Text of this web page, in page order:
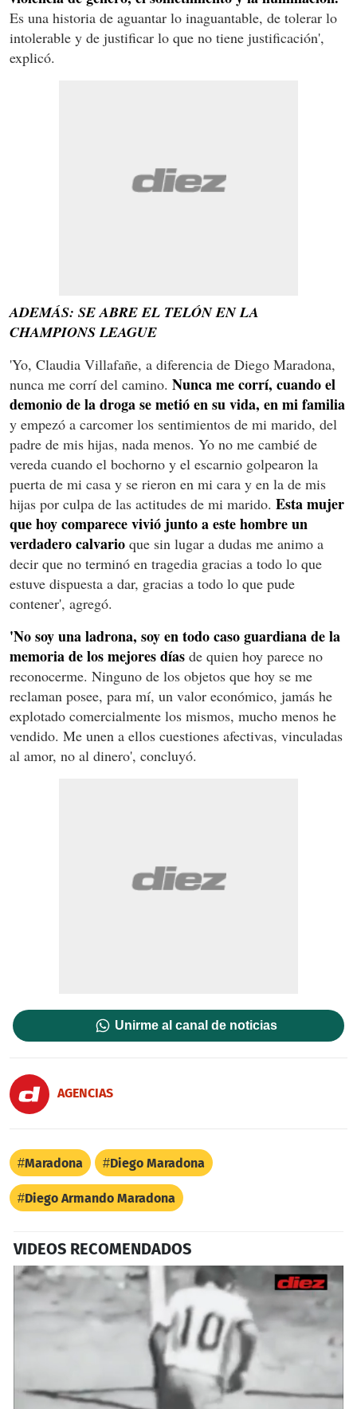
Es una historia de aguantar lo inaguantable, de tolerar lo
intolerable y de justificar lo que no tiene justificación',
explicó.
ADEMÁS: SE ABRE EL TELÓN EN LA
CHAMPIONS LEAGUE
'Yo, Claudia Villafañe, a diferencia de Diego Maradona,
nunca me corrí del camino. Nunca me corrí, cuando el
demonio de la droga se metió en su vida, en mi familia
y empezó a carcomer los sentimientos de mi marido, del
padre de mis hijas, nada menos. Yo no me cambié de
vereda cuando el bochorno y el escarnio golpearon la
puerta de mi casa y se rieron en mi cara y en la de mis
hijas por culpa de las actitudes de mi marido. Esta mujer
que hoy comparece vivió junto a este hombre un
verdadero calvario que sin lugar a dudas me animo a
decir que no terminó en tragedia gracias a todo lo que
estuve dispuesta a dar, gracias a todo lo que pude
contener', agregó.
'No soy una ladrona, soy en todo caso guardiana de la
memoria de los mejores días de quien hoy parece no
reconocerme. Ninguno de los objetos que hoy se me
reclaman posee, para mí, un valor económico, jamás he
explotado comercialmente los mismos, mucho menos he
vendido. Me unen a ellos cuestiones afectivas, vinculadas
al amor, no al dinero', concluyó.
Unirme al canal de noticias
AGENCIAS
Maradona Diego Maradona
Diego Armando Maradona
VIDEOS RECOMENDADOS